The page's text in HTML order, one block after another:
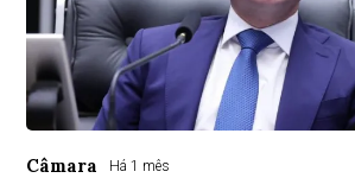
Câmara Há 1 mês